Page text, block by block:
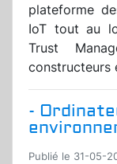
plateforme
IoT tout au
Trust
constructeurs
-
Publié le 31-05-